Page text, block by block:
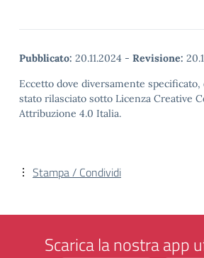
Pubblicato: 20.11.2024 - Revisione:
Eccetto dove diversamente
stato rilasciato sotto Licenza Creative
Attribuzione 4.0 Italia.
Stampa / Condividi
Scarica la nostra app